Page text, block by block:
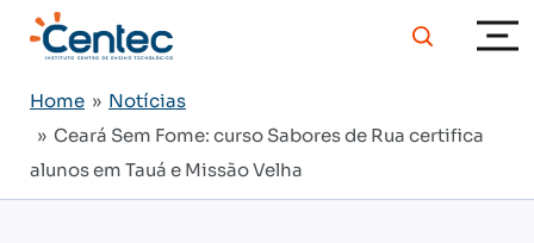
Home » Notícias
» Ceará Sem Fome: curso Sabores de Rua certifica
alunos em Tauá e Missão Velha